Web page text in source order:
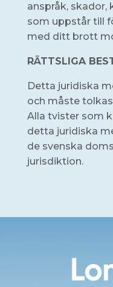
anspråk,
som uppstår till
med ditt brott
RÄTTSLIGA
Detta juridiska
och måste
Alla tvister som
detta juridiska
de svenska
jurisdiktion.